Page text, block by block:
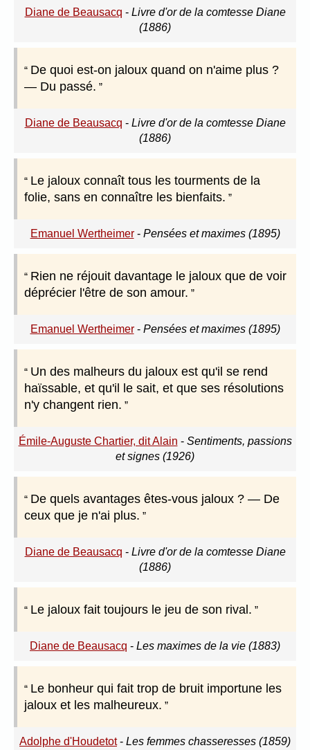
Diane de Beausacq - Livre d'or de la comtesse Diane
(1886)
De quoi est-on jaloux quand on n'aime plus ?
— Du passé.
Diane de Beausacq - Livre d'or de la comtesse Diane
(1886)
Le jaloux connaît tous les tourments de la
folie, sans en connaître les bienfaits.
Emanuel Wertheimer- Pensées et maximes (1895)
Rien ne réjouit davantage le jaloux que de voir
déprécier l'être de son amour.
Emanuel Wertheimer- Pensées et maximes (1895)
Un des malheurs du jaloux est qu'il se rend
haïssable, et qu'il le sait, et que ses résolutions
n'y changent rien.
Émile-Auguste Chartier, dit Alain - Sentiments, passions
et signes (1926)
De quels avantages êtes-vous jaloux ? — De
ceux que je n'ai plus.
Diane de Beausacq - Livre d'or de la comtesse Diane
(1886)
Le jaloux fait toujours le jeu de son rival.
Diane de Beausacq - Les maximes de la vie (1883)
Le bonheur qui fait trop de bruit importune les
jaloux et les malheureux.
Adolphe d'Houdetot- Les femmes chasseresses (1859)